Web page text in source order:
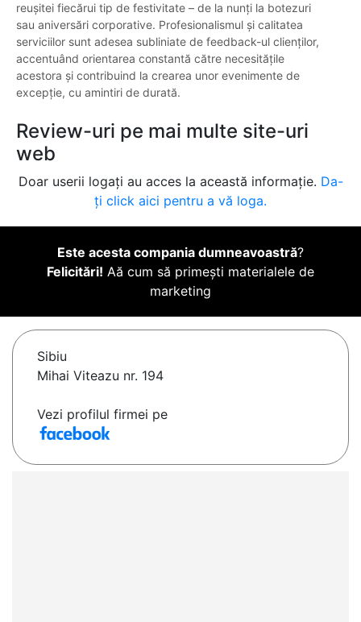
reușitei fiecărui tip de festivitate – de la nunți la botezuri
sau aniversări corporative. Profesionalismul și calitatea
serviciilor sunt adesea subliniate de feedback-ul clienților,
accentuând orientarea constantă către necesitățile
acestora și contribuind la crearea unor evenimente de
excepție, cu amintiri de durată.
Review-uri pe mai multe site-uri
web
Doar userii logați au acces la această informație. Da-
ți click aici pentru a vă loga.
Este acesta compania dumneavoastră?
Felicitări! Aă cum să primești materialele de
marketing
Sibiu
Mihai Viteazu nr. 194
Vezi profilul firmei pe